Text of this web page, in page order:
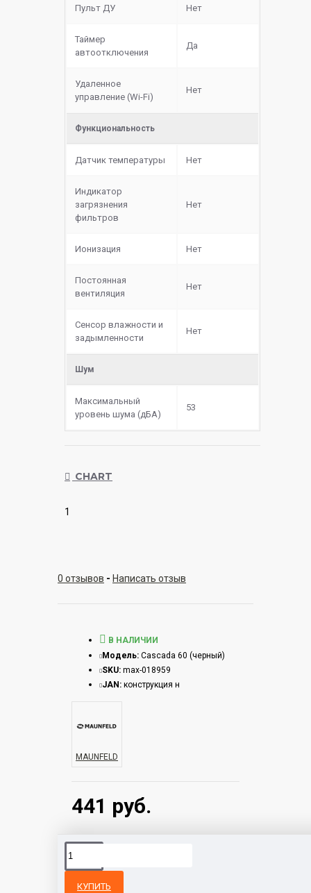
Пульт ДУ Нет
Таймер
автоотключения
Да
Удаленное
управление (Wi-Fi)
Нет
Функциональность
Датчик температуры Нет
Индикатор
загрязнения
фильтров
Нет
Ионизация Нет
Постоянная
вентиляция
Нет
Сенсор влажности и
задымленности
Нет
Шум
Максимальный
уровень шума (дБА)
53
CHART
1
0 отзывов - Написать отзыв
441 руб.
В НАЛИЧИИ
Модель: Cascada 60 (черный)
SKU: max-018959
JAN: конструкция н
MAUNFELD
КУПИТЬ